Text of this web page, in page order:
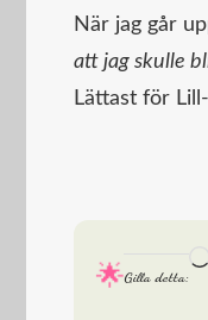
När jag går
att jag skulle
Lättast för
Gilla detta: